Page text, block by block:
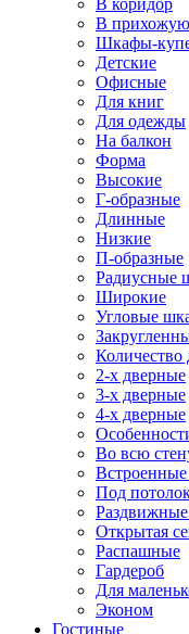
В коридор
В прихожую
Шкафы-
Детские
Офисные
Для книг
Для одежды
На балкон
Форма
Высокие
Г-образные
Длинные
Низкие
П-образные
Радиусные
Широкие
Угловые
Количество
2-х дверные
3-х дверные
4-х дверные
Во всю
Под
Открытая
Распашные
Гардероб
Для
Эконом
Гостиные